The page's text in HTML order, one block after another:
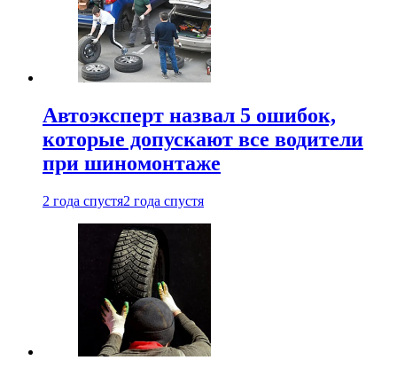
Автоэксперт назвал 5 ошибок,
которые допускают все водители
при шиномонтаже
2 года спустя2 года спустя